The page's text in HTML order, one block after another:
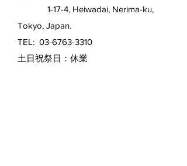
1-17-4, Heiwadai, Nerima-ku,
Tokyo, Japan.
TEL: 03-6763-3310
​土日祝祭日：休業